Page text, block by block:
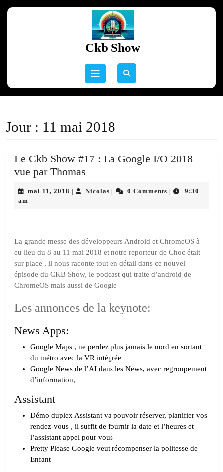
Ckb Show
Open
Jour : 11 mai 2018
Le Ckb Show #17 : La Google I/O 2018
vue par Thomas
Show
La
Google
I/O
2018
vue
par
Thomas
mai 11, 2018 mai
Nicolas Nicolas0 Comments
9:30
am
La grande messe des développeurs Android et ChromeOS à
eu lieu du 8 au 11 mai 2018 et notre reporteur de Choc était
sur place , il nous raconte tout en détail dans ce nouvel
épisode du CKB Show, le podcast qui traite d’android de
ChromeOS mais aussi de Google
Les annonces de la keynote:
News Apps:
Google Maps , ne perdez plus jamais le nord en sortant
du métro avec la VR intégrée
Google News de l’AI dans les News, avec regroupement
d’information,
Assistant
Démo duplex Assistant va pouvoir réserver, planifier vos
rendez-vous , il suffit de fournir la date et l’heures et
l’assistant appel pour vous
Pretty Please Google veut récompenser la politesse de
Enfant